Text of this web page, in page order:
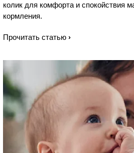
колик для комфорта и спокойствия
кормления.
Прочитать статью